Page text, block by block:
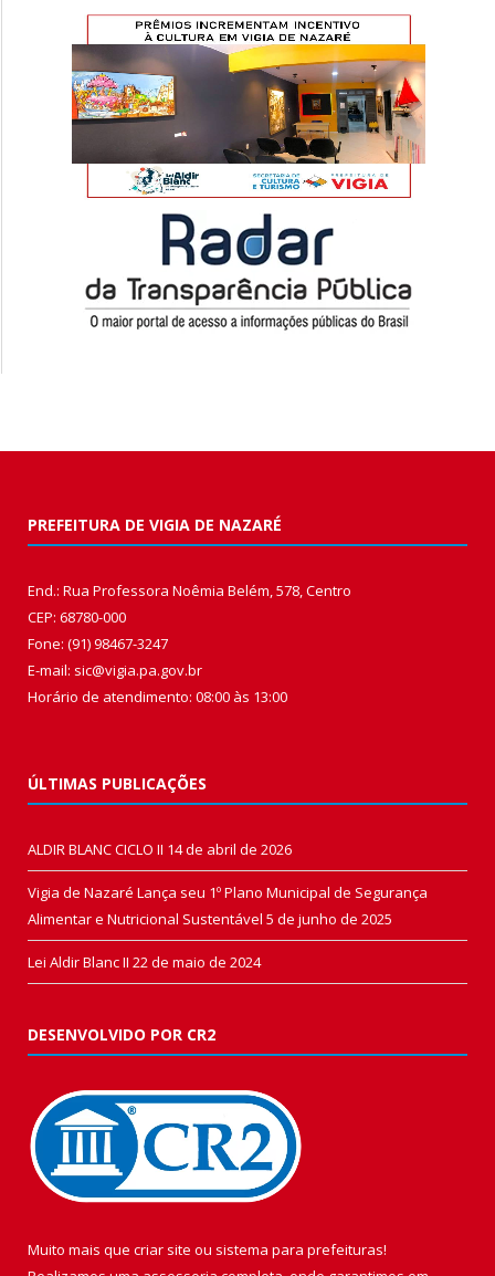
PREFEITURA DE VIGIA DE NAZARÉ
End.: Rua Professora Noêmia Belém, 578, Centro
CEP: 68780-000
Fone: (91) 98467-3247
E-mail: sic@vigia.pa.gov.br
Horário de atendimento: 08:00 às 13:00
ÚLTIMAS PUBLICAÇÕES
ALDIR BLANC CICLO II 14 de abril de 2026
Vigia de Nazaré Lança seu 1º Plano Municipal de Segurança
Alimentar e Nutricional Sustentável 5 de junho de 2025
Lei Aldir Blanc II 22 de maio de 2024
DESENVOLVIDO POR CR2
Muito mais que criar site ou sistema para prefeituras!